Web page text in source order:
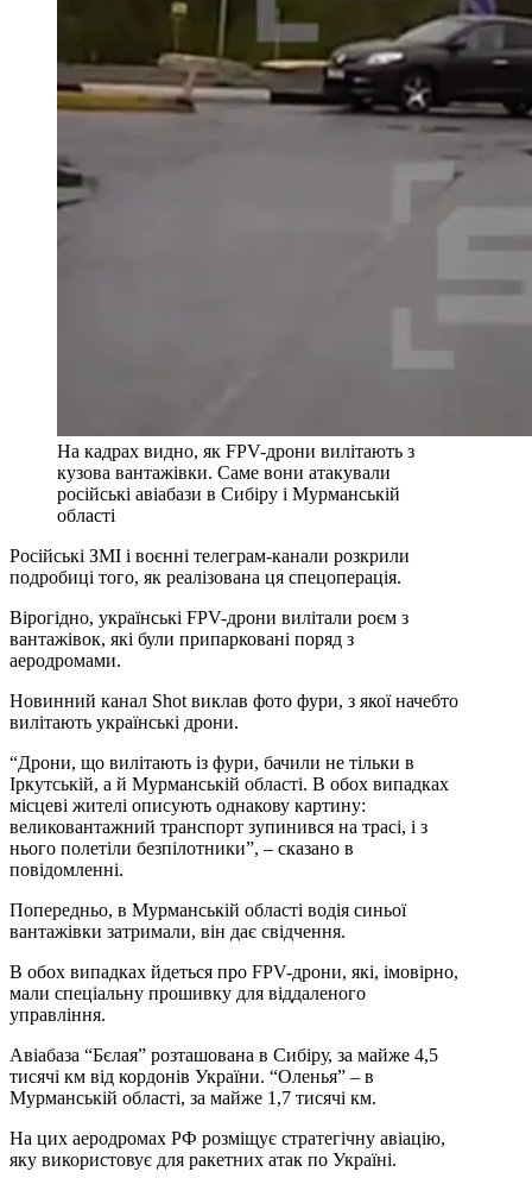
На кадрах видно, як FPV-дрони вилітають з
кузова вантажівки. Саме вони атакували
російські авіабази в Сибіру і Мурманській
області
Російські ЗМІ і воєнні телеграм-канали розкрили
подробиці того, як реалізована ця спецоперація.
Вірогідно, українські FPV-дрони вилітали роєм з
вантажівок, які були припарковані поряд з
аеродромами.
Новинний канал Shot виклав фото фури, з якої начебто
вилітають українські дрони.
“Дрони, що вилітають із фури, бачили не тільки в
Іркутській, а й Мурманській області. В обох випадках
місцеві жителі описують однакову картину:
великовантажний транспорт зупинився на трасі, і з
нього полетіли безпілотники”, – сказано в
повідомленні.
Попередньо, в Мурманській області водія синьої
вантажівки затримали, він дає свідчення.
В обох випадках йдеться про FPV-дрони, які, імовірно,
мали спеціальну прошивку для віддаленого
управління.
Авіабаза “Бєлая” розташована в Сибіру, за майже 4,5
тисячі км від кордонів України. “Оленья” – в
Мурманській області, за майже 1,7 тисячі км.
На цих аеродромах РФ розміщує стратегічну авіацію,
яку використовує для ракетних атак по Україні.